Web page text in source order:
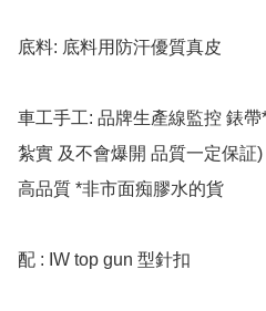
底料: 底料用防汗優質真皮
車工手工: 品牌生產線監控 錶
紮實 及不會爆開 品質一定保証
高品質 *非市面痴膠水的貨
配 : IW top gun 型針扣